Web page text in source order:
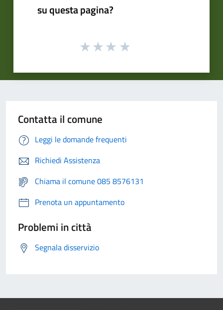
su questa pagina?
Contatta il comune
Leggi le domande frequenti
Richiedi Assistenza
Chiama il comune 085 8576131
Prenota un appuntamento
Problemi in città
Segnala disservizio